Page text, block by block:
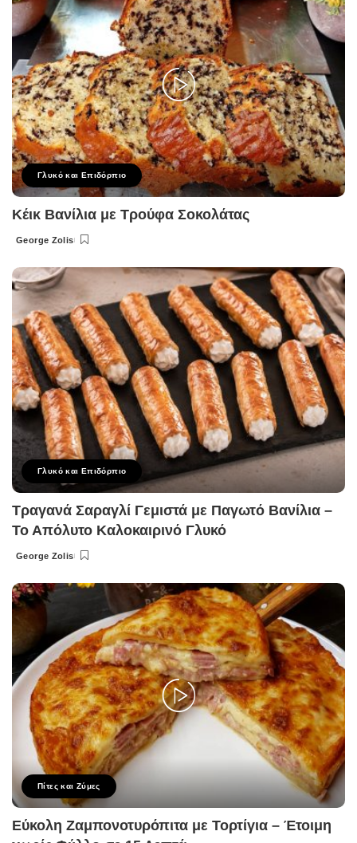
Γλυκό και Επιδόρπιο
Κέικ Βανίλια με Τρούφα Σοκολάτας
Posted
George Zolis
Γλυκό και Επιδόρπιο
Τραγανά Σαραγλί Γεμιστά με Παγωτό Βανίλια –
Το Απόλυτο Καλοκαιρινό Γλυκό
Posted
George Zolis
Πίτες και Ζύμες
Εύκολη Ζαμπονοτυρόπιτα με Τορτίγια – Έτοιμη